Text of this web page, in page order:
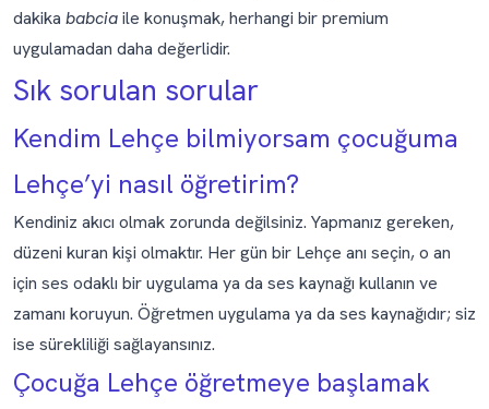
dakika babciaile konuşmak, herhangi bir premium
uygulamadan daha değerlidir.
Sık sorulan sorular
Kendim Lehçe bilmiyorsam çocuğuma
Lehçe’yi nasıl öğretirim?
Kendiniz akıcı olmak zorunda değilsiniz. Yapmanız gereken,
düzeni kuran kişi olmaktır. Her gün bir Lehçe anı seçin, o an
için ses odaklı bir uygulama ya da ses kaynağı kullanın ve
zamanı koruyun. Öğretmen uygulama ya da ses kaynağıdır; siz
ise sürekliliği sağlayansınız.
Çocuğa Lehçe öğretmeye başlamak